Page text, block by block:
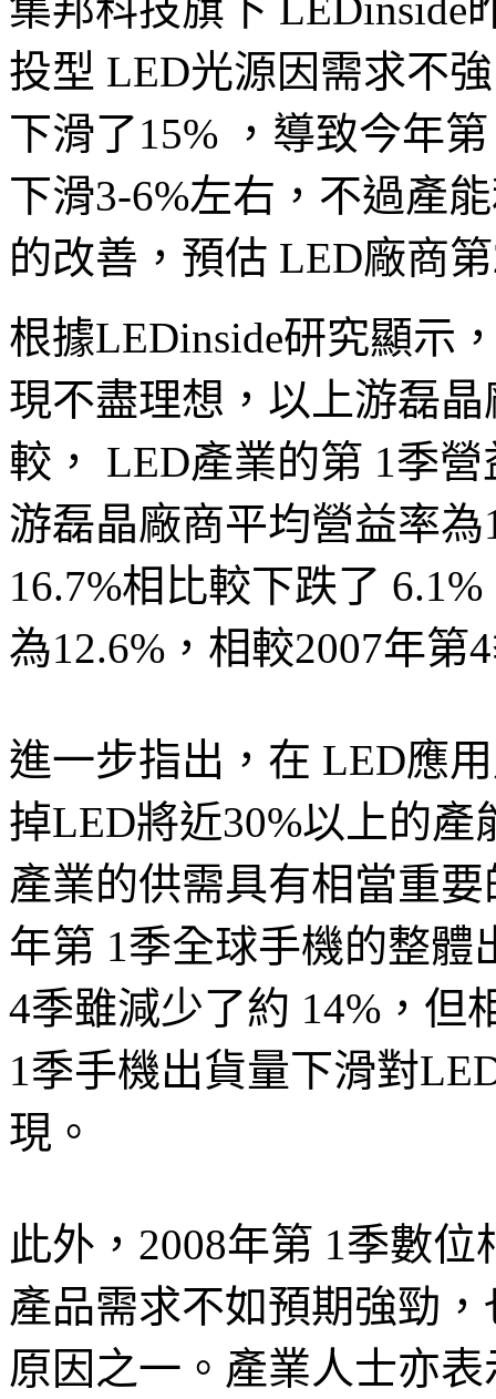
投型 LED光源因需求不
下滑了15% ，導致今年
下滑3-6%左右，不過產
的改善，預估 LED廠商
根據LEDinside研究顯示
現不盡理想，以上游磊
較， LED產業的第 1季
游磊晶廠商平均營益率為
16.7%相比較下跌了
為12.6%，相較2007年第
進一步指出，在 LED應
掉LED將近30%以上的
產業的供需具有相當重
年第 1季全球手機的整體
4季雖減少了約 14%，但
1季手機出貨量下滑對
現。
此外，2008年第 1季數
產品需求不如預期強勁
原因之一。產業人士亦